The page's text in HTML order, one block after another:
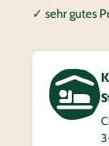
✓ sehr gutes